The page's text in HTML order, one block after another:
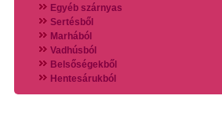
Egyéb szárnyas
Sertésből
Marhából
Vadhúsból
Belsőségekből
Hentesárukból
Vadszárnyasokból